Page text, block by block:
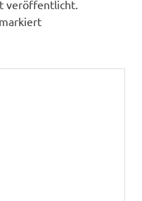
veröffentlicht.
markiert